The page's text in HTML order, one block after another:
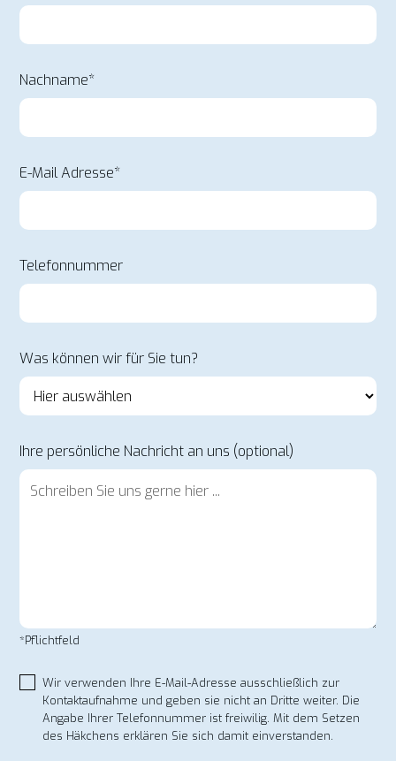
Nachname*
E-Mail Adresse*
Telefonnummer
Was können wir für Sie tun?
Ihre persönliche Nachricht an uns (optional)
*Pflichtfeld
Wir verwenden Ihre E-Mail-Adresse ausschließlich zur
Kontaktaufnahme und geben sie nicht an Dritte weiter. Die
Angabe Ihrer Telefonnummer ist freiwilig. Mit dem Setzen
des Häkchens erklären Sie sich damit einverstanden.